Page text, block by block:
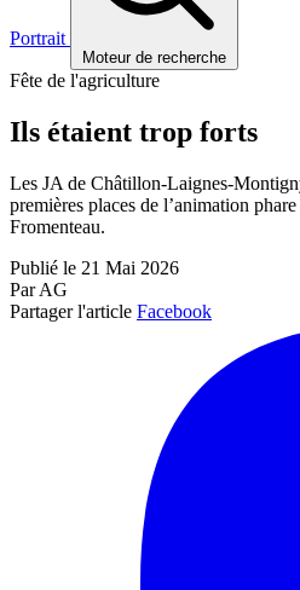
Portrait
Moteur de recherche
Fête de l'agriculture
Ils étaient trop forts
Les JA de Châtillon-Laignes-
premières places de l’animation
Fromenteau.
Publié le 21 Mai 2026
Par AG
Partager l'article Facebook